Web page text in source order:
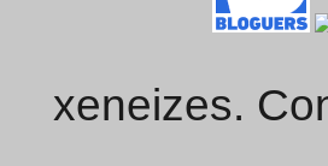
xeneizes.